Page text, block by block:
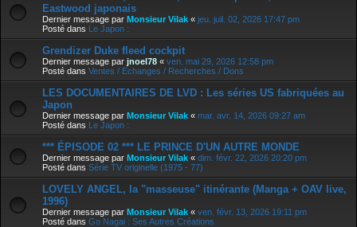
Eastwood japonais
Dernier message par Monsieur Vilak « jeu. juil. 02, 2026 17:47 pm
Posté dans Le Japon :
Grendizer Duke fleed cockpit
Dernier message par jnoel78 « ven. mai 29, 2026 12:58 pm
Posté dans Ventes / Echanges / Recherches / Dons
LES DOCUMENTAIRES DE LVD : Les séries US fabriquées au
Japon
Dernier message par Monsieur Vilak « mar. avr. 14, 2026 09:27 am
Posté dans Le Japon :
*** ÉPISODE 02 *** LE PRINCE D'UN AUTRE MONDE
Dernier message par Monsieur Vilak « dim. févr. 22, 2026 20:20 pm
Posté dans Série TV originelle (1975 - 77)
LOVELY ANGEL, la "masseuse" itinérante (Manga + OAV live,
1996)
Dernier message par Monsieur Vilak « ven. févr. 13, 2026 19:11 pm
Posté dans Go Nagai : Ses Autres Créations